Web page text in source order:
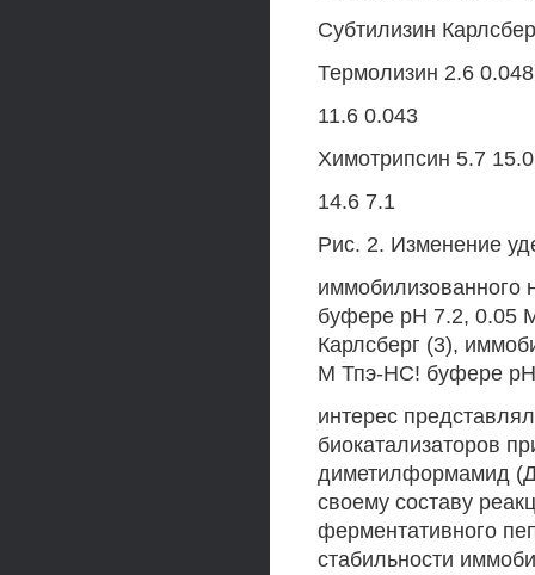
Субтилизин
Термолизин 2.6 0.048
11.6 0.043
Химотрипсин 5.7 15.0
14.6 7.1
Рис. 2. Изменение
иммобилизованного
буфере рН 7.2, 0.05
Карлсберг (3),
М Тпэ-НС! буфере
интерес
биокатализаторов
диметилформамид
своему составу
ферментативного
стабильности